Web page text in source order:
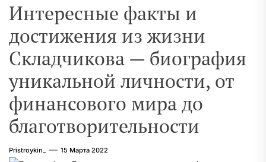
Интересные факты и
достижения из жизни
Складчикова — биография
уникальной личности, от
финансового мира до
благотворительности
Pristroykin_ 15 Марта 2022